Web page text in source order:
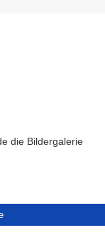
die Bildergalerie